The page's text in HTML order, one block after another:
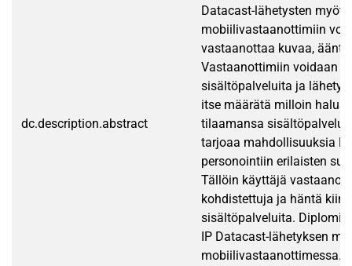
dc.description.abstract
Datacast-lähetysten myötä
mobiilivastaanottimiin
vastaanottaa kuvaa,
Vastaanottimiin voidaan
sisältöpalveluita ja
itse määrätä milloin
tilaamansa
tarjoaa mahdollisuuksia
personointiin erilaisten
Tällöin käyttäjä
kohdistettuja ja häntä
sisältöpalveluita.
IP Datacast-lähetyksen
mobiilivastaanottimessa.